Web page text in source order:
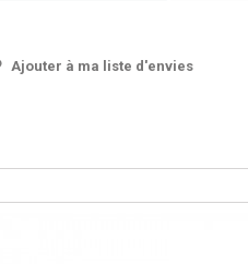
Ajouter à ma liste d'envies